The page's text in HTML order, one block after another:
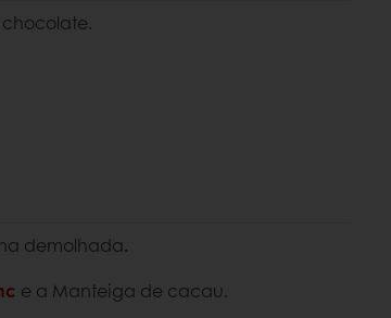
chocolate.
demolhada.
e a Manteiga de cacau.